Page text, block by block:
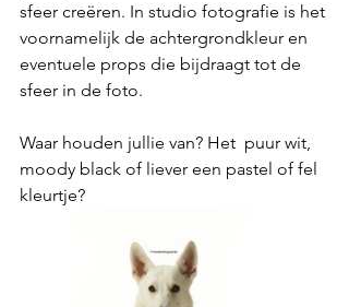
sfeer creëren. In studio fotografie is het
voornamelijk de achtergrondkleur en
eventuele props die bijdraagt tot de
sfeer in de foto.
Waar houden jullie van? Het  puur wit,
moody black of liever een pastel of fel
kleurtje?